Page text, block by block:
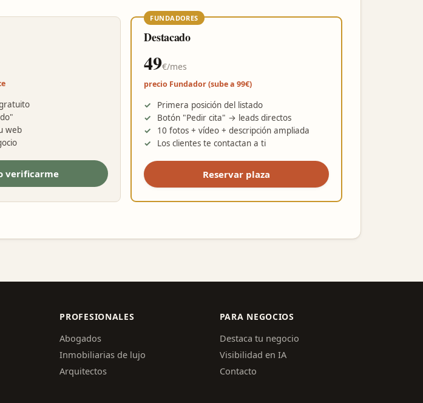
web
verificarme
FUNDADORES
Destacado
49€/mes
precio Fundador (sube a 99€)
Primera posición del listado
Botón "Pedir cita" → leads directos
10 fotos + vídeo + descripción ampliada
Los clientes te contactan a ti
Reservar plaza
PROFESIONALES
Abogados
Inmobiliarias de lujo
Arquitectos
PARA NEGOCIOS
Destaca tu negocio
Visibilidad en IA
Contacto